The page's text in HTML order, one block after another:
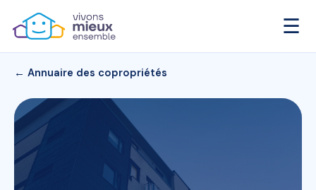
☰
← Annuaire des copropriétés